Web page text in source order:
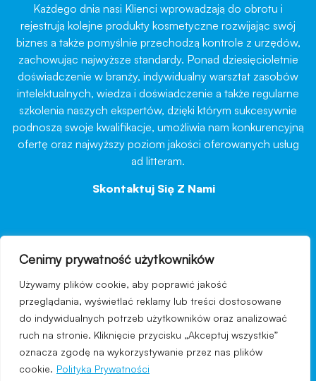
Cenimy prywatność użytkowników
Używamy plików cookie, aby poprawić jakość
przeglądania, wyświetlać reklamy lub treści dostosowane
do indywidualnych potrzeb użytkowników oraz analizować
ruch na stronie. Kliknięcie przycisku „Akceptuj wszystkie”
oznacza zgodę na wykorzystywanie przez nas plików
cookie. Polityka Prywatności
Każdego dnia nasi Klienci wprowadzają do obrotu i
rejestrują kolejne produkty kosmetyczne rozwijając swój
biznes a także pomyślnie przechodzą kontrole z urzędów,
zachowując najwyższe standardy. Ponad dziesięcioletnie
doświadczenie w branży, indywidualny warsztat zasobów
intelektualnych, wiedza i doświadczenie a także regularne
szkolenia naszych ekspertów, dzięki którym sukcesywnie
podnoszą swoje kwalifikacje, umożliwia nam konkurencyjną
ofertę oraz najwyższy poziom jakości oferowanych usług
ad litteram.
Skontaktuj Się Z Nami
nawigacja
Regulamin strony
Polityka prywatności
Kontakt